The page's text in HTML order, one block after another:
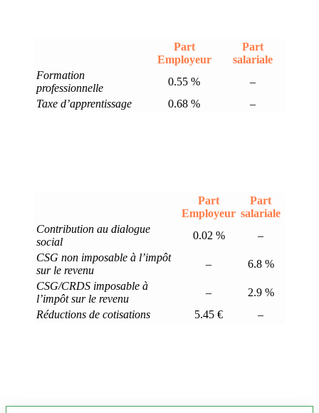
Part
Employeur
Part
salariale
Formation
professionnelle
0.55 %
–
Taxe d’apprentissage
0.68 % –
Part
Employeur
Part
salariale
Contribution au dialogue
social
0.02 %
–
CSG non imposable à l’impôt
sur le revenu
–
6.8 %
CSG/CRDS imposable à
l’impôt sur le revenu
–
2.9 %
Réductions de cotisations
5.45 € –